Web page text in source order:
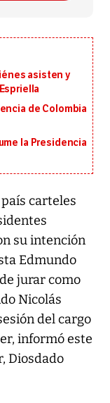
asisten y
de Colombia
la Presidencia
carteles
su intención
Edmundo
jurar como
Nicolás
del cargo
informó este
Diosdado